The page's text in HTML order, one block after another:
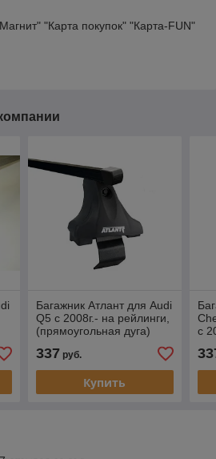
"Карта покупок" "Карта-FUN"
Багажник Атлант для Audi
Q5 с 2008г.- на рейлинги,
(прямоугольная дуга)
337 руб.
Купить
с